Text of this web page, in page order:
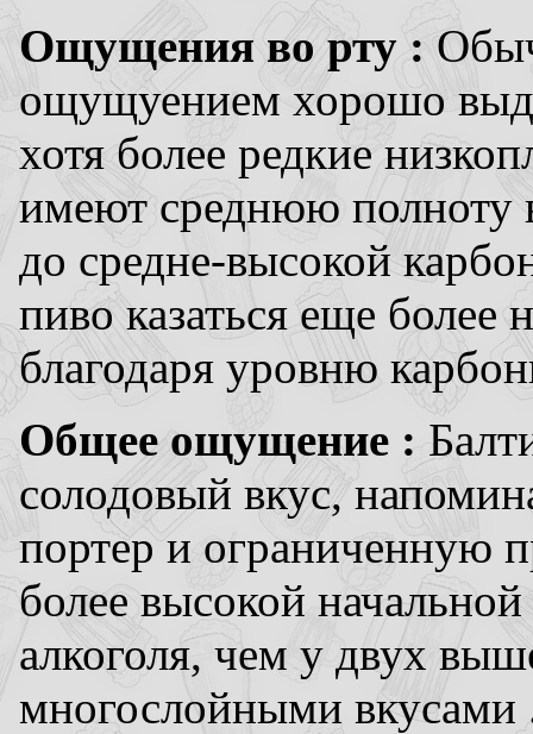
Ощущения во рту :
ощущуением хорошо
хотя более редкие
имеют среднюю полноту
до средне-высокой
пиво казаться еще
благодаря уровню
Общее ощущение :
солодовый вкус,
портер и ограниченную
более высокой
алкоголя, чем у двух
многослойными вкусами